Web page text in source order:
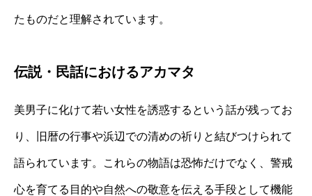
たものだと理解されています。
伝説・民話におけるアカマタ
美男子に化けて若い女性を誘惑するという話が残ってお
り、旧暦の行事や浜辺での清めの祈りと結びつけられて
語られています。これらの物語は恐怖だけでなく、警戒
心を育てる目的や自然への敬意を伝える手段として機能